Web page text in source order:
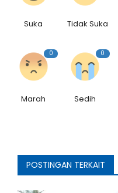
Suka Tidak Suka
0
Marah
0
Sedih
POSTINGAN TERKAIT